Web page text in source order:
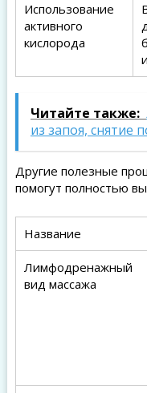
Использование
активного
кислорода
Читайте также:
из запоя, снятие
Другие полезные
помогут полностью
Название
Лимфодренажный
вид массажа